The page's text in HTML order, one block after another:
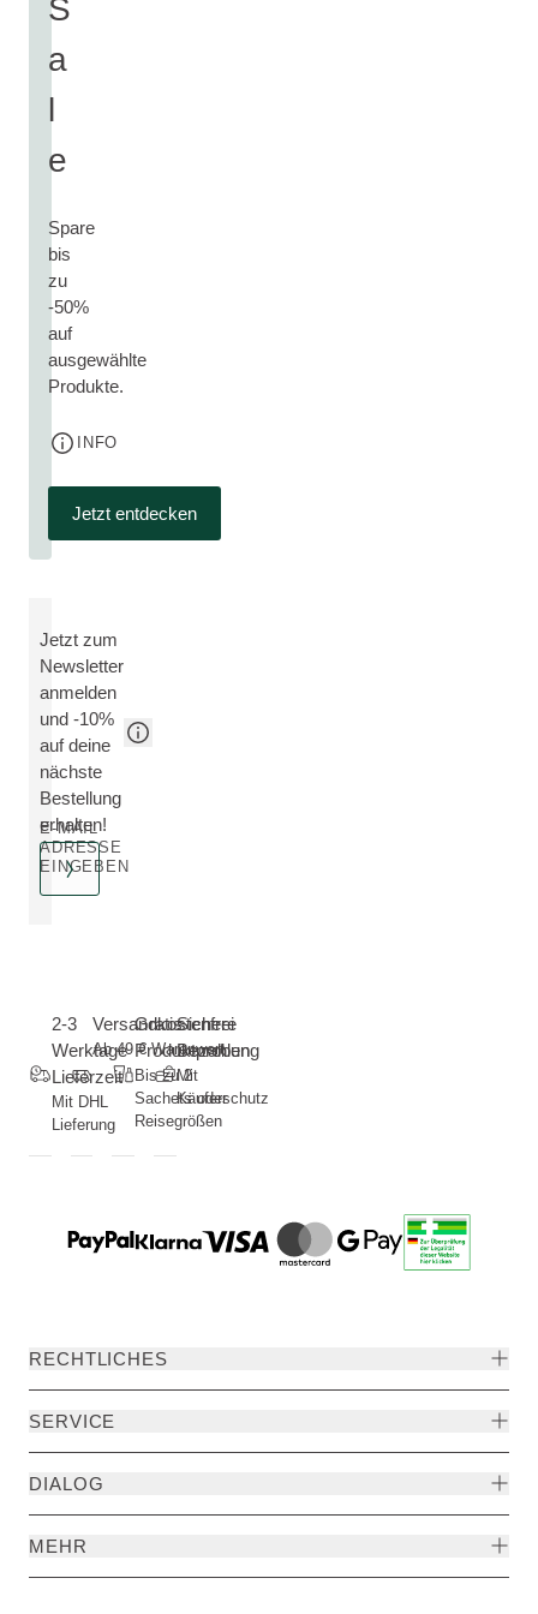
S
a
l
e
Spare
bis
zu
-50%
auf
ausgewählte
Produkte.
INFO
Jetzt entdecken
Jetzt zum
Newsletter
anmelden
und -10%
auf deine
nächste
Bestellung
erhalten!
E-MAIL
ADRESSE
EINGEBEN
2-3
Werktage
Lieferzeit
Mit DHL
Lieferung
Versandkostenfrei
Ab 49 € Warenwert
Gratis
Produktproben
Bis zu 2
Sachets oder
Reisegrößen
Sichere
Bezahlung
Mit
Käuferschutz
RECHTLICHES
SERVICE
DIALOG
MEHR